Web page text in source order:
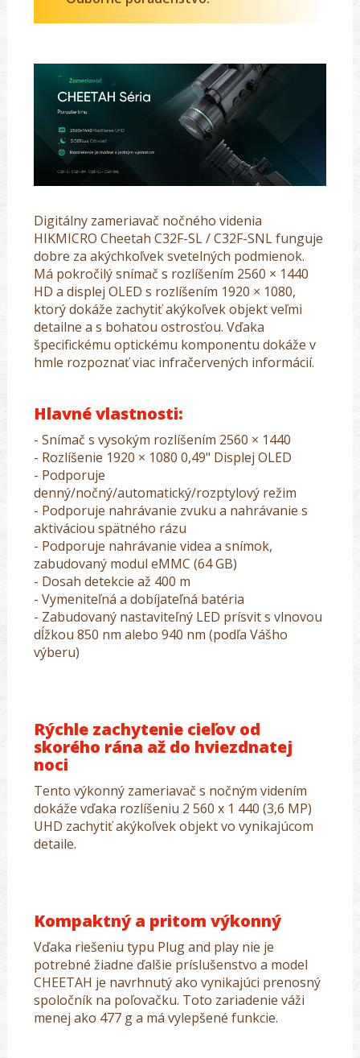
Digitálny zameriavač nočného videnia
HIKMICRO Cheetah C32F-SL / C32F-SNL funguje
dobre za akýchkoľvek svetelných podmienok.
Má pokročilý snímač s rozlíšením 2560 × 1440
HD a displej OLED s rozlíšením 1920 × 1080,
ktorý dokáže zachytiť akýkoľvek objekt veľmi
detailne a s bohatou ostrosťou. Vďaka
špecifickému optickému komponentu dokáže v
hmle rozpoznať viac infračervených informácií.
Hlavné vlastnosti:
- Snímač s vysokým rozlíšením 2560 × 1440
- Rozlíšenie 1920 × 1080 0,49" Displej OLED
- Podporuje
denný/nočný/automatický/rozptylový režim
- Podporuje nahrávanie zvuku a nahrávanie s
aktiváciou spätného rázu
- Podporuje nahrávanie videa a snímok,
zabudovaný modul eMMC (64 GB)
- Dosah detekcie až 400 m
- Vymeniteľná a dobíjateľná batéria
- Zabudovaný nastaviteľný LED prísvit s vlnovou
dĺžkou 850 nm alebo 940 nm (podľa Vášho
výberu)
Rýchle zachytenie cieľov od
skorého rána až do hviezdnatej
noci
Tento výkonný zameriavač s nočným videním
dokáže vďaka rozlíšeniu 2 560 x 1 440 (3,6 MP)
UHD zachytiť akýkoľvek objekt vo vynikajúcom
detaile.
Kompaktný a pritom výkonný
Vďaka riešeniu typu Plug and play nie je
potrebné žiadne ďalšie príslušenstvo a model
CHEETAH je navrhnutý ako vynikajúci prenosný
spoločník na poľovačku. Toto zariadenie váži
menej ako 477 g a má vylepšené funkcie.